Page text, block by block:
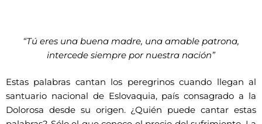
“Tú eres una buena madre, una amable patrona,
intercede siempre por nuestra nación”
Estas palabras cantan los peregrinos cuando llegan al
santuario nacional de Eslovaquia, país consagrado a la
Dolorosa desde su origen. ¿Quién puede cantar estas